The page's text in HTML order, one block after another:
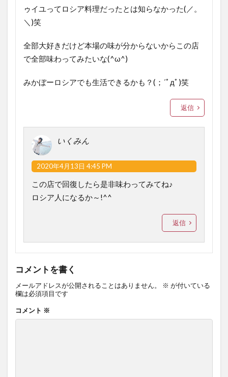
ゥイユってロシア料理だったとは知らなかった(／。
＼)笑
全部大好きだけど本場の味が分からないからこの店
で全部味わってみたいな(^ω^)
みかぼーロシアでも生活できるかも？(；´ﾟдﾟ)笑
返信
いくみん
2020年4月13日 4:45 PM
この店で回復したら是非味わってみてね♪
ロシア人になるか～!^^
返信
コメントを書く
メールアドレスが公開されることはありません。 ※ が付いている
欄は必須項目です
コメント ※